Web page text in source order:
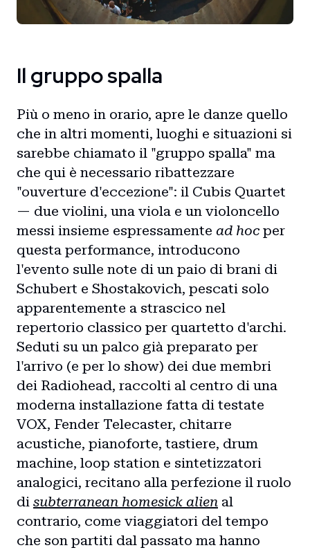
Il gruppo spalla
Più o meno in orario, apre le danze quello
che in altri momenti, luoghi e situazioni si
sarebbe chiamato il "gruppo spalla" ma
che qui è necessario ribattezzare
"ouverture d'eccezione": il Cubis Quartet
— due violini, una viola e un violoncello
messi insieme espressamente ad hoc per
questa performance, introducono
l'evento sulle note di un paio di brani di
Schubert e Shostakovich, pescati solo
apparentemente a strascico nel
repertorio classico per quartetto d'archi.
Seduti su un palco già preparato per
l'arrivo (e per lo show) dei due membri
dei Radiohead, raccolti al centro di una
moderna installazione fatta di testate
VOX, Fender Telecaster, chitarre
acustiche, pianoforte, tastiere, drum
machine, loop station e sintetizzatori
analogici, recitano alla perfezione il ruolo
di subterranean homesick alien al
contrario, come viaggiatori del tempo
che son partiti dal passato ma hanno